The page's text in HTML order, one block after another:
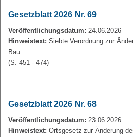
Gesetzblatt 2026 Nr. 69
Veröffentlichungsdatum: 24.06.2026
Hinweistext: Siebte Verordnung zur
Bau
(S. 451 - 474)
Gesetzblatt 2026 Nr. 68
Veröffentlichungsdatum: 23.06.2026
Hinweistext: Ortsgesetz zur Änderung